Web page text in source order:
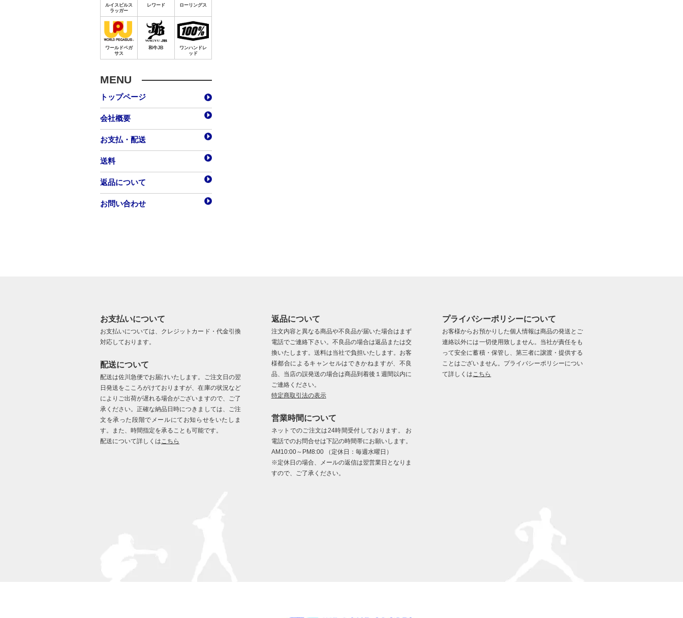
MENU
トップページ
会社概要
お支払・配送
送料
返品について
お問い合わせ
お支払いについて
お支払いについては、クレジットカード・代金引換
対応しております。
配送について
配送は佐川急便でお届けいたします。ご注文日の翌
日発送をこころがけておりますが、在庫の状況など
によりご出荷が遅れる場合がございますので、ご了
承ください。正確な納品日時につきましては、ご注
文を承った段階でメールにてお知らせをいたしま
す。また、時間指定を承ることも可能です。
配送について詳しくはこちら
返品について
注文内容と異なる商品や不良品が届いた場合はまず
電話でご連絡下さい。不良品の場合は返品または交
換いたします。送料は当社で負担いたします。お客
様都合によるキャンセルはできかねますが、不良
品、当店の誤発送の場合は商品到着後１週間以内に
ご連絡ください。
特定商取引法の表示
営業時間について
ネットでのご注文は24時間受付しております。 お
電話でのお問合せは下記の時間帯にお願いします。
AM10:00～PM8:00 （定休日：毎週水曜日）
※定休日の場合、メールの返信は翌営業日となりま
すので、ご了承ください。
プライバシーポリシーについて
お客様からお預かりした個人情報は商品の発送とご
連絡以外には一切使用致しません。当社が責任をも
って安全に蓄積・保管し、第三者に譲渡・提供する
ことはございません。プライバシーポリシーについ
て詳しくはこちら